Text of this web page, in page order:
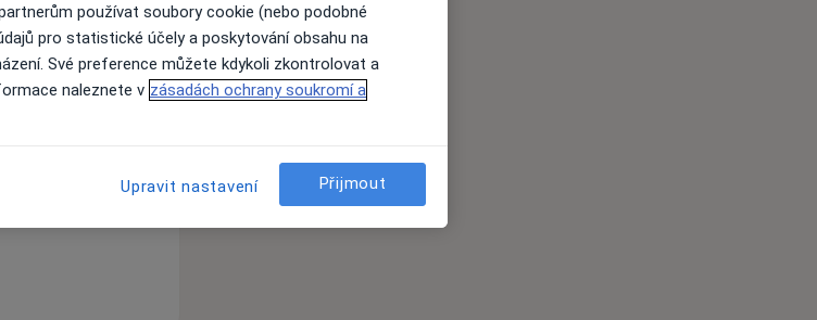
používat soubory cookie (nebo podobné
pro statistické účely a poskytování obsahu na
Své preference můžete kdykoli zkontrolovat a
naleznete v zásadách ochrany soukromí a
Upravit nastavení Přijmout